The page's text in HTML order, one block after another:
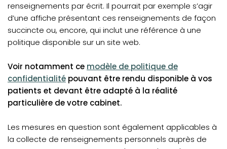
renseignements par écrit. Il pourrait par exemple s’agir
d’une affiche présentant ces renseignements de façon
succincte ou, encore, qui inclut une référence à une
politique disponible sur un site web.
Voir notamment ce modèle de politique de
confidentialité pouvant être rendu disponible à vos
patients et devant être adapté à la réalité
particulière de votre cabinet.
Les mesures en question sont également applicables à
la collecte de renseignements personnels auprès de